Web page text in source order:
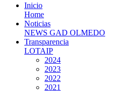
Inicio
Home
Noticias
NEWS GAD OLMEDO
Transparencia
LOTAIP
2024
2023
2022
2021